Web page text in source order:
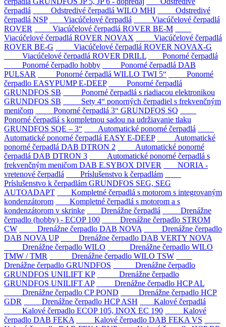
čerpadlá
Odstredivé čerpadlá WILO MHI
Odstredivé
čerpadlá NSP
Viacúčelové čerpadlá
Viacúčelové čerpadlá
ROVER
Viacúčelové čerpadlá ROVER BE-M
Viacúčelové čerpadlá ROVER NOVAX
Viacúčelové čerpadlá
ROVER BE-G
Viacúčelové čerpadlá ROVER NOVAX-G
Viacúčelové čerpadlá ROVER DRILL
Ponorné čerpadlá
Ponorné čerpadlo hobby
Ponorné čerpadlá DAB
PULSAR
Ponorné čerpadlá WILLO TWI 5“
Ponorné
čerpadlo EASYPUMP E-DEEP
Ponorné čerpadlá
GRUNDFOS SB
Ponorné čerpadlá s riadiacou elektronikou
GRUNDFOS SB
Sety 4“ ponorných čerpadiel s frekvenčným
meničom
Ponorné čerpadlá 3“ GRUNDFOS SQ
Ponorné čerpadlá s kompletnou sadou na udržiavanie tlaku
GRUNDFOS SQE – 3“
Automatické ponorné čerpadlá
Automatické ponorné čerpadlá EASY E-DEEP
Automatické
ponorné čerpadlá DAB DTRON 2
Automatické ponorné
čerpadlá DAB DTRON 3
Automatické ponorné čerpadlá s
frekvenčným meničom DAB E.SYBOX DIVER
NORIA -
vretenové čerpadlá
Príslušenstvo k čerpadlám
Príslušenstvo k čerpadlám GRUNDFOS SEG, SEG
AUTOADAPT
Kompletné čerpadlá s motorom s integrovaným
kondenzátorom
Kompletné čerpadlá s motorom a s
kondenzátorom v skrinke
Drenážne čerpadlá
Drenážne
čerpadlo (hobby) - ECOP 100
Drenážne čerpadlo STROM
CW
Drenážne čerpadlo DAB NOVA
Drenážne čerpadlo
DAB NOVA UP
Drenážne čerpadlo DAB VERTY NOVA
Drenážne čerpadlo WILO
Drenážne čerpadlo WILO
TMW / TMR
Drenážne čerpadlo WILO TSW
Drenážne čerpadlo GRUNDFOS
Drenážne čerpadlo
GRUNDFOS UNILIFT KP
Drenážne čerpadlo
GRUNDFOS UNILIFT AP
Drenážne čerpadlo HCP AL
Drenážne čerpadlo CP POND
Drenážne čerpadlo HCP
GDR
Drenážne čerpadlo HCP ASH
Kalové čerpadlá
Kalové čerpadlo ECOP 105, INOX EC 190
Kalové
čerpadlo DAB FEKA
Kalové čerpadlo DAB FEKA VS